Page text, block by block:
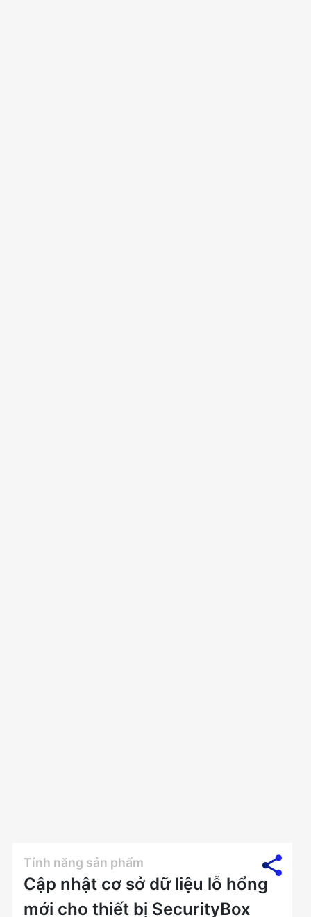
Tính năng sản phẩm
Cập nhật cơ sở dữ liệu lỗ hổng
mới cho thiết bị SecurityBox